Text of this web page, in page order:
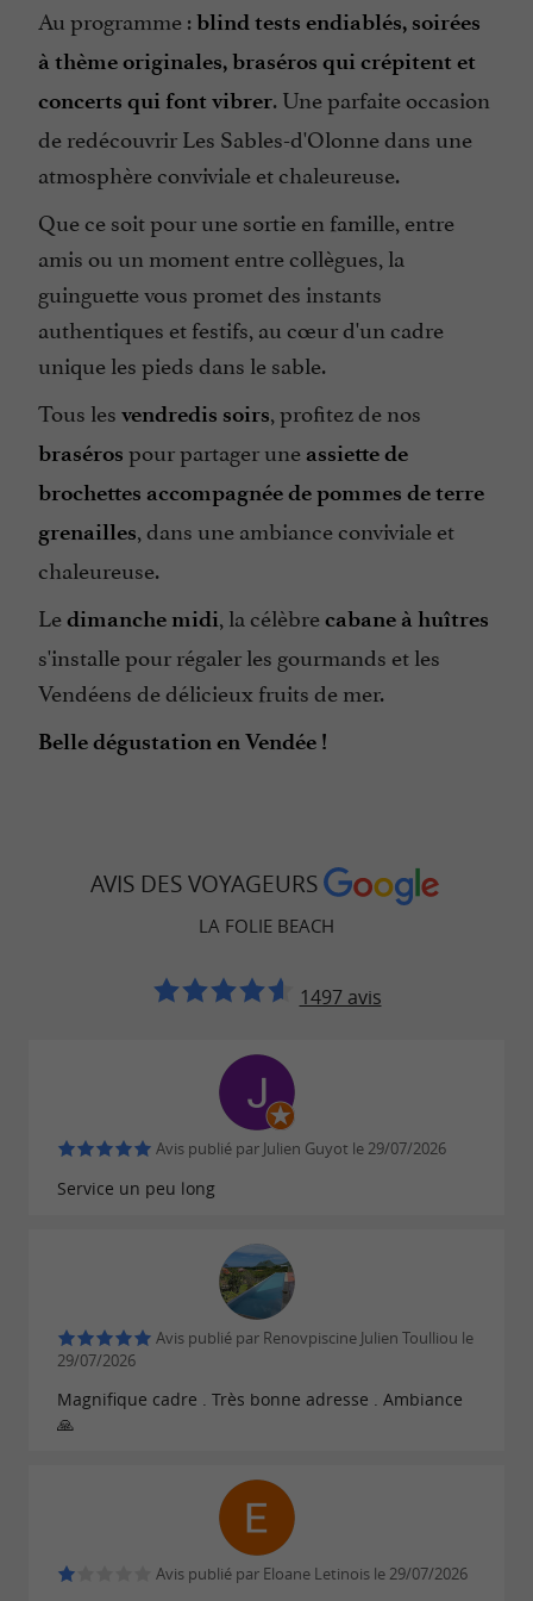
Au programme :blind tests endiablés, soirées
à thème originales, braséros qui crépitent et
concerts qui font vibrer. Une parfaite occasion
de redécouvrir Les Sables-d'Olonne dans une
atmosphère conviviale et chaleureuse.
Que ce soit pour une sortie en famille, entre
amis ou un moment entre collègues, la
guinguette vous promet des instants
authentiques et festifs, au cœur d'un cadre
unique les pieds dans le sable.
Tous les vendredis soirs, profitez de nos
braséros pour partager une assiette de
brochettes accompagnée de pommes de terre
grenailles, dans une ambiance conviviale et
chaleureuse.
Ledimanche midi, la célèbrecabane à huîtres
s'installe pour régaler les gourmands et les
Vendéens de délicieux fruits de mer.
Belle dégustation en Vendée !
AVIS DES VOYAGEURS
LA FOLIE BEACH
1497 avis
Avis publié par Julien Guyot le 29/07/2026
Service un peu long
Avis publié par Renovpiscine Julien Toulliou le
29/07/2026
Magnifique cadre . Très bonne adresse . Ambiance
🙏
Avis publié par Eloane Letinois le 29/07/2026